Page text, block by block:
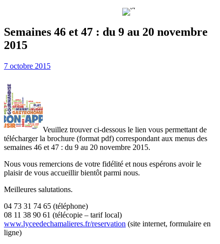
Semaines 46 et 47 : du 9 au 20 novembre
2015
7 octobre 2015
Veuillez trouver ci-dessous le lien vous permettant de
télécharger la brochure (format pdf) correspondant aux menus des
semaines 46 et 47 : du 9 au 20 novembre 2015.
Nous vous remercions de votre fidélité et nous espérons avoir le
plaisir de vous accueillir bientôt parmi nous.
Meilleures salutations.
04 73 31 74 65 (téléphone)
08 11 38 90 61 (télécopie – tarif local)
www.lyceedechamalieres.fr/reservation (site internet, formulaire en
ligne)